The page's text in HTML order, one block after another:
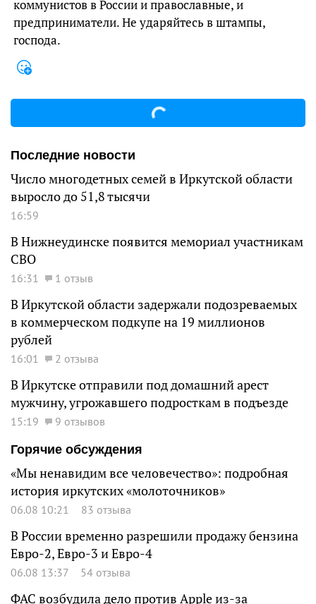
коммунистов в России и православные, и
предприниматели. Не ударяйтесь в штампы,
господа.
Последние новости
Число многодетных семей в Иркутской области
выросло до 51,8 тысячи
16:59
В Нижнеудинске появится мемориал участникам
СВО
16:31 1 отзыв
В Иркутской области задержали подозреваемых
в коммерческом подкупе на 19 миллионов
рублей
16:01 2 отзыва
В Иркутске отправили под домашний арест
мужчину, угрожавшего подросткам в подъезде
15:19
9 отзывов
Горячие обсуждения
«Мы ненавидим все человечество»: подробная
история иркутских «молоточников»
06.08 10:21 83 отзыва
В России временно разрешили продажу бензина
Евро-2, Евро-3 и Евро-4
06.08 13:37 54 отзыва
ФАС возбудила дело против Apple из-за